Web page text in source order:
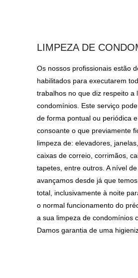
LIMPEZA DE
Os nossos profissionais estão
habilitados para executarem
trabalhos no que diz respeito a
condomínios. Este serviço
de forma pontual ou periódica
consoante o que previamente
limpeza de: elevadores,
caixas de correio, corrimãos,
tapetes, entre outros. A nível de
avançamos desde já que
total, inclusivamente à noite
o normal funcionamento do
a sua limpeza de condomínios
Damos garantia de uma